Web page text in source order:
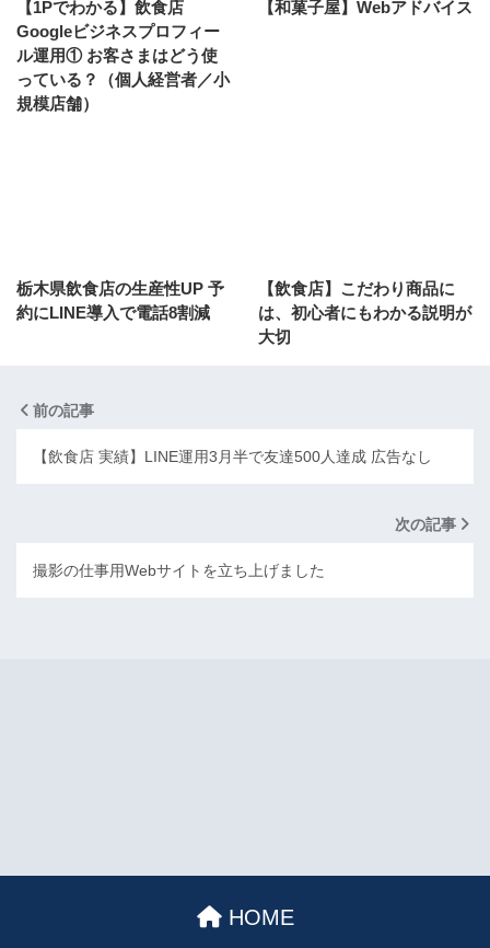
【1Pでわかる】飲食店
Googleビジネスプロフィー
ル運用① お客さまはどう使
っている？（個人経営者／小
規模店舗）
【和菓子屋】Webアドバイス
栃木県飲食店の生産性UP 予
約にLINE導入で電話8割減
【飲食店】こだわり商品に
は、初心者にもわかる説明が
大切
前の記事
【飲食店 実績】LINE運用3月半で友達500人達成 広告なし
次の記事
撮影の仕事用Webサイトを立ち上げました
HOME